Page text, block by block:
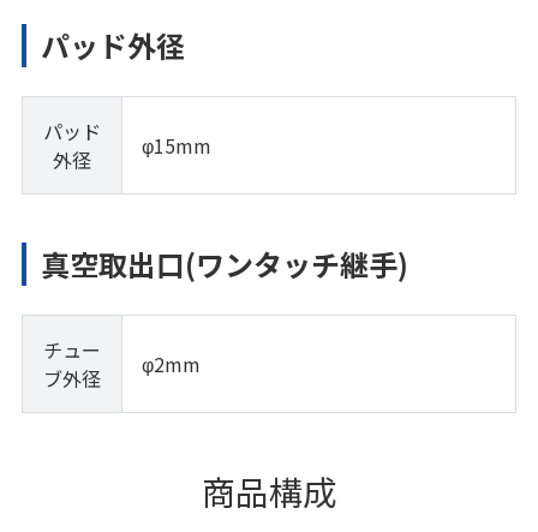
パッド外径
パッド
外径
φ15mm
真空取出口(ワンタッチ継手)
チュー
ブ外径
φ2mm
商品構成